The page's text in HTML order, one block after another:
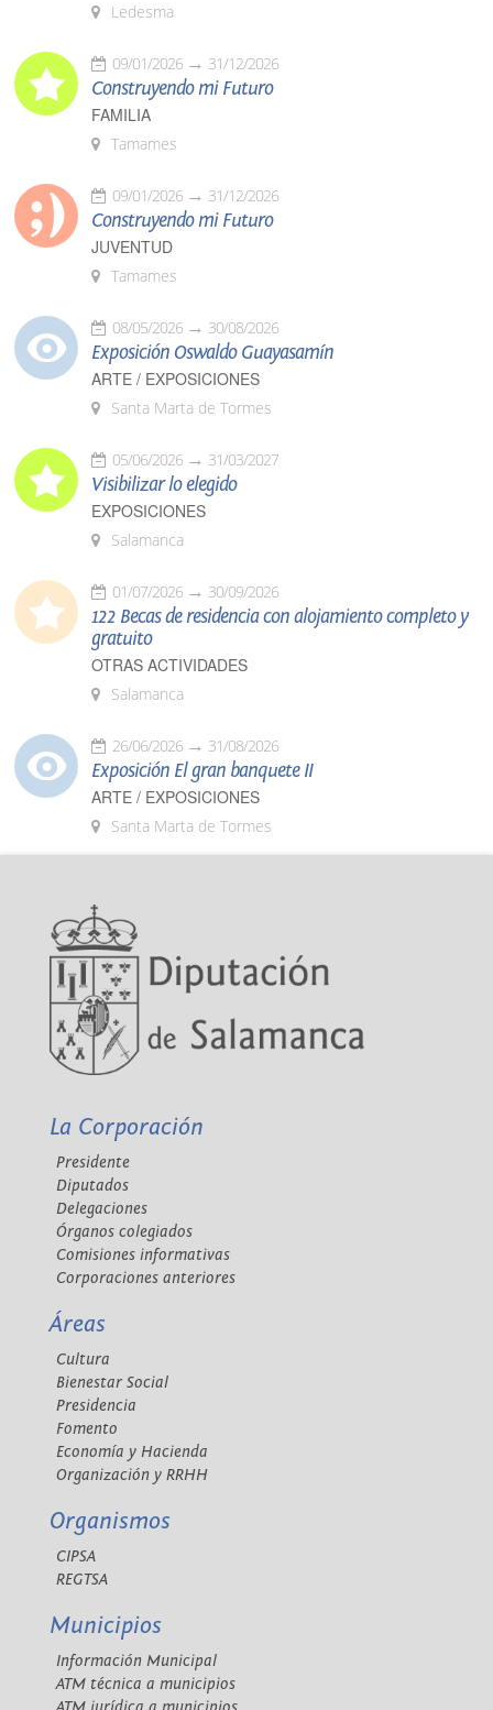
Ledesma
09/01/2026 31/12/2026
Construyendo mi Futuro
FAMILIA
Tamames
09/01/2026 31/12/2026
Construyendo mi Futuro
JUVENTUD
Tamames
08/05/2026 30/08/2026
Exposición Oswaldo Guayasamín
ARTE / EXPOSICIONES
Santa Marta de Tormes
05/06/2026 31/03/2027
Visibilizar lo elegido
EXPOSICIONES
Salamanca
01/07/2026 30/09/2026
122 Becas de residencia con alojamiento completo y
gratuito
OTRAS ACTIVIDADES
Salamanca
26/06/2026 31/08/2026
Exposición El gran banquete II
ARTE / EXPOSICIONES
Santa Marta de Tormes
La Corporación
Presidente
Diputados
Delegaciones
Órganos colegiados
Comisiones informativas
Corporaciones anteriores
Áreas
Cultura
Bienestar Social
Presidencia
Fomento
Economía y Hacienda
Organización y RRHH
Organismos
CIPSA
REGTSA
Municipios
Información Municipal
ATM técnica a municipios